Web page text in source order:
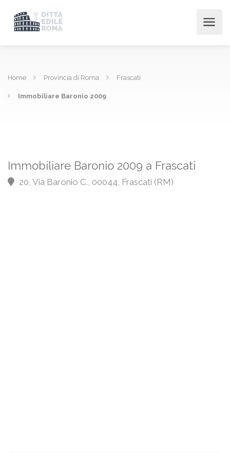
Home Provincia di Roma Frascati
Immobiliare Baronio 2009
Immobiliare Baronio 2009 a Frascati
20, Via Baronio C., 00044, Frascati (RM)